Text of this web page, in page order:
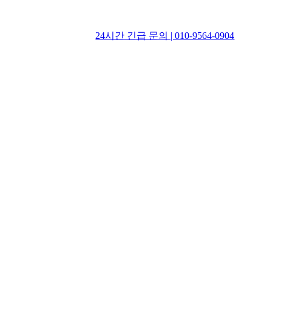
24시간 긴급 문의 | 010-9564-0904